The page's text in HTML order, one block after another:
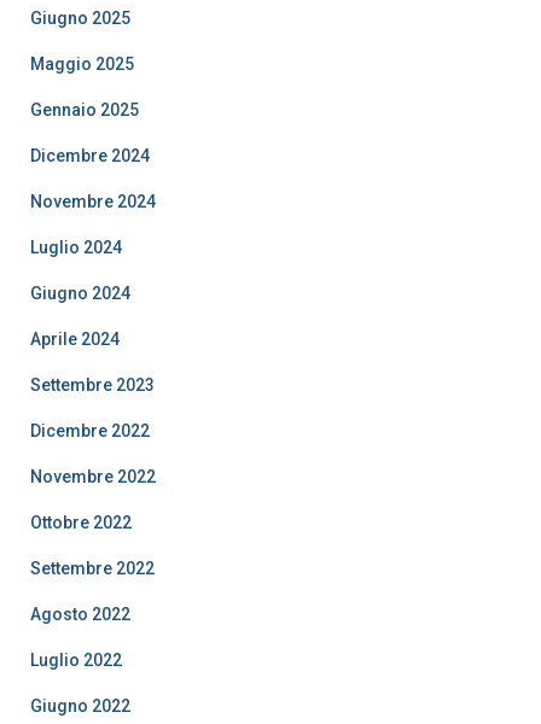
Giugno 2025
Maggio 2025
Gennaio 2025
Dicembre 2024
Novembre 2024
Luglio 2024
Giugno 2024
Aprile 2024
Settembre 2023
Dicembre 2022
Novembre 2022
Ottobre 2022
Settembre 2022
Agosto 2022
Luglio 2022
Giugno 2022